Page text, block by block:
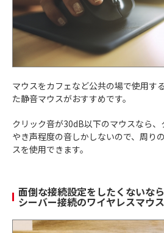
マウスをカフェなど公共の場で使用す
た静音マウスがおすすめです。
クリック音が30dB以下のマウスなら
やき声程度の音しかしないので、周り
スを使用できます。
面倒な接続設定をしたくないな
シーバー接続のワイヤレスマウス